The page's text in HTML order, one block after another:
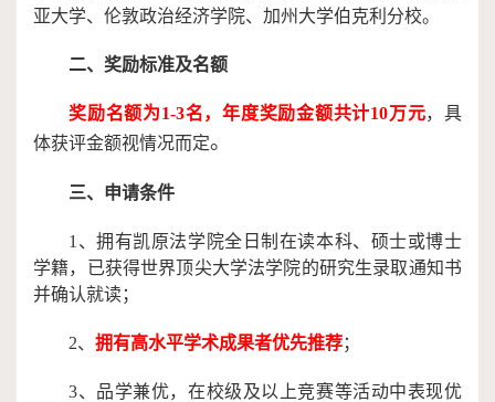
亚大学、伦敦政治经济学院、加州大学伯克利分校。
二、奖励标准及名额
奖励名额为1-3名，年度奖励金额共计10万元，具
体获评金额视情况而定。
三、 申请条件
1、拥有凯原法学院全日制在读本科、硕士或博士
学籍，已获得世界顶尖大学法学院的研究生录取通知书
并确认就读；
2、 拥有高水平学术成果者优先推荐；
3、品学兼优，在校级及以上竞赛等活动中表现优